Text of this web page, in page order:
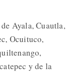
Ayala, Cuautla,
Ocuituco,
y de la